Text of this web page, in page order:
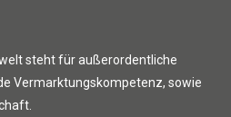
steht für außerordentliche
Vermarktungskompetenz, sowie